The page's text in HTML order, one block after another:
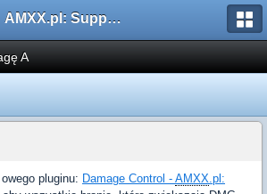
AMXX.pl: Support AMX Mod X i SourceMod
A
pluginu: Damage Control - AMXX.pl: